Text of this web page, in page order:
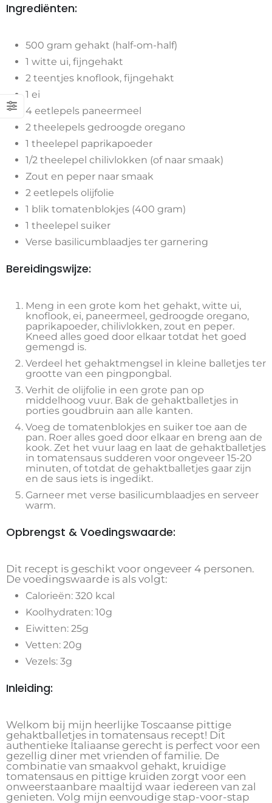
Ingrediënten:
500 gram gehakt (half-om-half)
1 witte ui, fijngehakt
2 teentjes knoflook, fijngehakt
1 ei
4 eetlepels paneermeel
2 theelepels gedroogde oregano
1 theelepel paprikapoeder
1/2 theelepel chilivlokken (of naar smaak)
Zout en peper naar smaak
2 eetlepels olijfolie
1 blik tomatenblokjes (400 gram)
1 theelepel suiker
Verse basilicumblaadjes ter garnering
Bereidingswijze:
Meng in een grote kom het gehakt, witte ui,
knoflook, ei, paneermeel, gedroogde oregano,
paprikapoeder, chilivlokken, zout en peper.
Kneed alles goed door elkaar totdat het goed
gemengd is.
Verdeel het gehaktmengsel in kleine balletjes ter
grootte van een pingpongbal.
Verhit de olijfolie in een grote pan op
middelhoog vuur. Bak de gehaktballetjes in
porties goudbruin aan alle kanten.
Voeg de tomatenblokjes en suiker toe aan de
pan. Roer alles goed door elkaar en breng aan de
kook. Zet het vuur laag en laat de gehaktballetjes
in tomatensaus sudderen voor ongeveer 15-20
minuten, of totdat de gehaktballetjes gaar zijn
en de saus iets is ingedikt.
Garneer met verse basilicumblaadjes en serveer
warm.
Opbrengst & Voedingswaarde:
Dit recept is geschikt voor ongeveer 4 personen.
De voedingswaarde is als volgt:
Calorieën: 320 kcal
Koolhydraten: 10g
Eiwitten: 25g
Vetten: 20g
Vezels: 3g
Inleiding:
Welkom bij mijn heerlijke Toscaanse pittige
gehaktballetjes in tomatensaus recept! Dit
authentieke Italiaanse gerecht is perfect voor een
gezellig diner met vrienden of familie. De
combinatie van smaakvol gehakt, kruidige
tomatensaus en pittige kruiden zorgt voor een
onweerstaanbare maaltijd waar iedereen van zal
genieten. Volg mijn eenvoudige stap-voor-stap